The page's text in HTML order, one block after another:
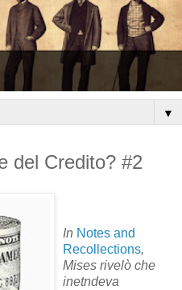
▼
del Credito? #2
In Notes and
Recollections,
Mises rivelò che
inetndeva